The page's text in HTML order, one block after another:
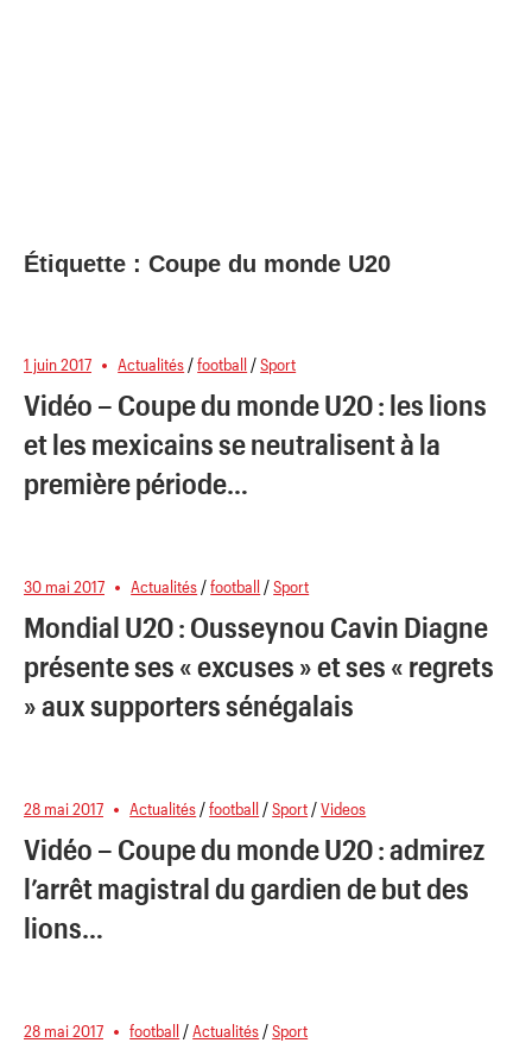
Étiquette : Coupe du monde U20
1 juin 2017 Actualités /football /Sport
Vidéo – Coupe du monde U20 : les lions
et les mexicains se neutralisent à la
première période…
30 mai 2017 Actualités /football /Sport
Mondial U20 : Ousseynou Cavin Diagne
présente ses « excuses » et ses « regrets
» aux supporters sénégalais
28 mai 2017 Actualités /football /Sport /Videos
Vidéo – Coupe du monde U20 : admirez
l’arrêt magistral du gardien de but des
lions…
28 mai 2017 football /Actualités /Sport